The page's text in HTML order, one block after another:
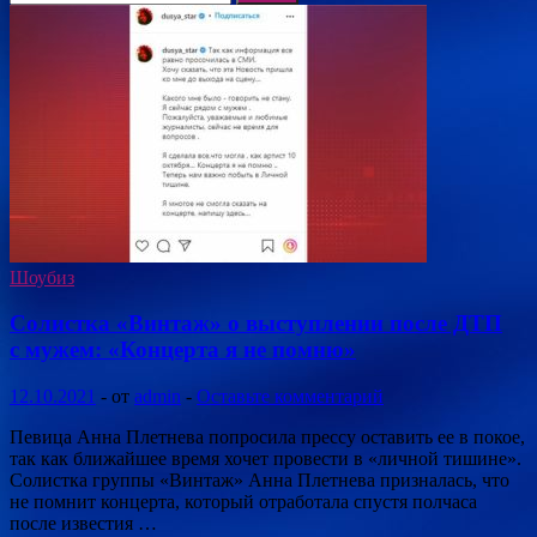
Шоубиз
Солистка «Винтаж» о выступлении после ДТП
с мужем: «Концерта я не помню»
12.10.2021 - от admin - Оставьте комментарий
Певица Анна Плетнева попросила прессу оставить ее в покое,
так как ближайшее время хочет провести в «личной тишине».
Солистка группы «Винтаж» Анна Плетнева призналась, что
не помнит концерта, который отработала спустя полчаса
после известия …